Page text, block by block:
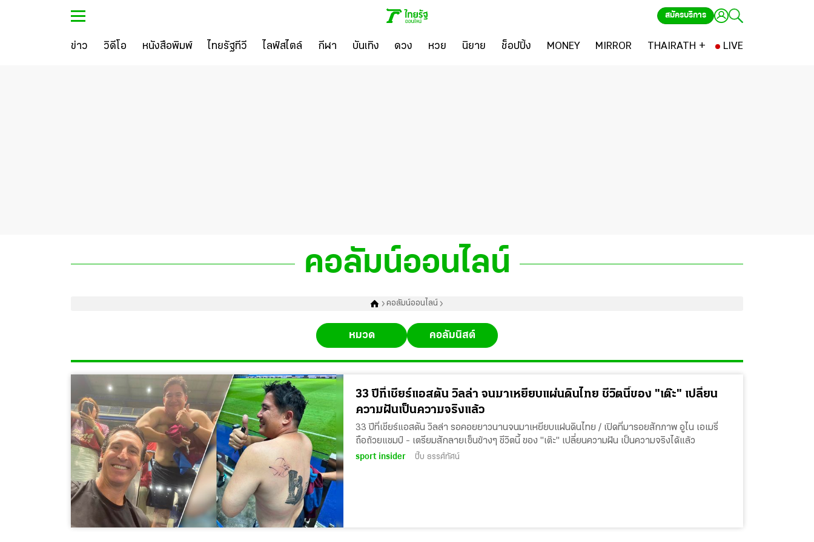
สมัครบริการ
ข่าว วิดีโอ หนังสือพิมพ์ ไทยรัฐทีวี ไลฟ์สไตล์ กีฬา บันเทิง ดวง หวย นิยาย ช็อปปิ้ง MONEY MIRROR THAIRATH + LIVE
คอลัมน์ออนไลน์
คอลัมน์ออนไลน์
หมวด คอลัมนิสต์
33 ปีที่เชียร์แอสตัน วิลล่า จนมาเหยียบแผ่นดินไทย ชีวิตนี้ของ "เต๊ะ" เปลี่ยน
ความฝันเป็นความจริงแล้ว
33 ปีที่เชียร์แอสตัน วิลล่า รอคอยยาวนานจนมาเหยียบแผ่นดินไทย / เปิดที่มารอยสักภาพ อูไน เอเมรี่
ถือถ้วยแชมป์ - เตรียมสักลายเซ็นข้างๆ ชีวิตนี้ ของ "เต๊ะ" เปลี่ยนความฝัน เป็นความจริงได้แล้ว
sport insider ปั๊บ ธรรศ์ทัศน์